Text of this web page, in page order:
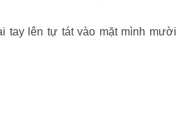
tay lên tự tát vào mặt mình mười